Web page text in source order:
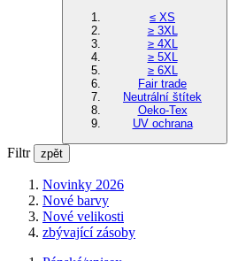
≤ XS
≥ 3XL
≥ 4XL
≥ 5XL
≥ 6XL
Fair trade
Neutrální štítek
Oeko-Tex
UV ochrana
Filtr zpět
Novinky 2026
Nové barvy
Nové velikosti
zbývající zásoby